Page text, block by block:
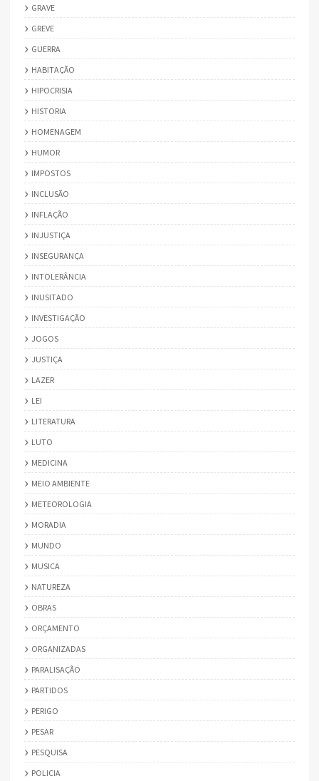
GRAVE
GREVE
GUERRA
HABITAÇÃO
HIPOCRISIA
HISTORIA
HOMENAGEM
HUMOR
IMPOSTOS
INCLUSÃO
INFLAÇÃO
INJUSTIÇA
INSEGURANÇA
INTOLERÂNCIA
INUSITADO
INVESTIGAÇÃO
JOGOS
JUSTIÇA
LAZER
LEI
LITERATURA
LUTO
MEDICINA
MEIO AMBIENTE
METEOROLOGIA
MORADIA
MUNDO
MUSICA
NATUREZA
OBRAS
ORÇAMENTO
ORGANIZADAS
PARALISAÇÃO
PARTIDOS
PERIGO
PESAR
PESQUISA
POLICIA